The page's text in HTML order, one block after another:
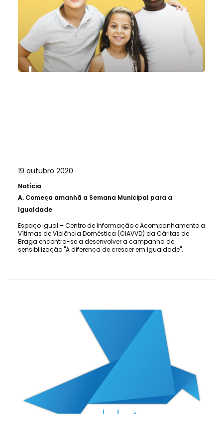
19 outubro 2020
Notícia
A. Começa amanhã a Semana Municipal para a
Igualdade
Espaço Igual – Centro de Informação e Acompanhamento a
Vítimas de Violência Doméstica (CIAVVD) da Cáritas de
Braga encontra-se a desenvolver a campanha de
sensibilização "A diferença de crescer em igualdade".